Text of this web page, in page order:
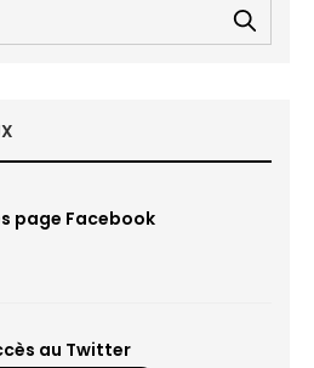
page Facebook
au Twitter